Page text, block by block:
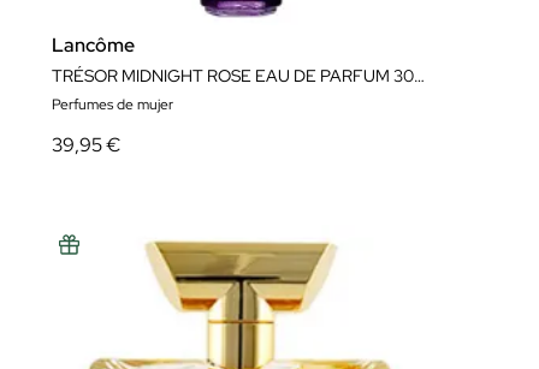
Lancôme
TRÉSOR MIDNIGHT ROSE EAU DE PARFUM 30ML
Perfumes de mujer
39,95 €